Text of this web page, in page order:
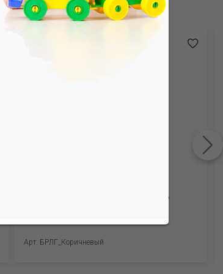
Бриджи для девочек. Рибана (95%
Арт. БРЛГ_Коричневый